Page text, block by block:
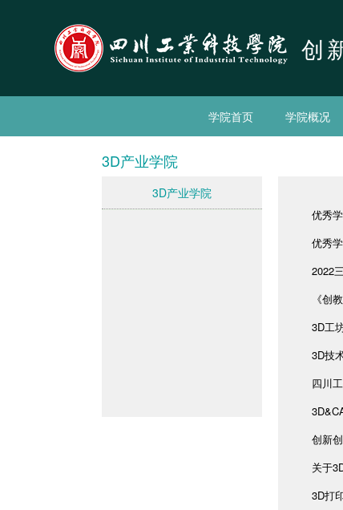
创
学院首页 学院概况
3D产业学院
3D产业学院
优秀
优秀
2022
《创
3D工
3D技
四川
创新
关于
3D打